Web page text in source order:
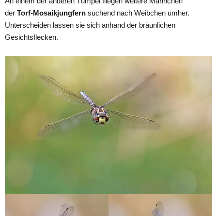
der Torf-Mosaikjungfern suchend nach Weibchen umher.
Unterscheiden lassen sie sich anhand der bräunlichen
Gesichtsflecken.